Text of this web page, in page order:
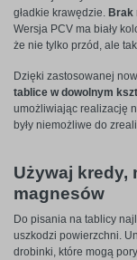
gładkie krawędzie. Brak
Wersja PCV ma biały
że nie tylko przód, ale
Dzięki zastosowanej
tablice w dowolnym
umożliwiając realizację
były niemożliwe do
Używaj kredy,
magnesów
Do pisania na tablicy
uszkodzi powierzchni.
drobinki, które mogą